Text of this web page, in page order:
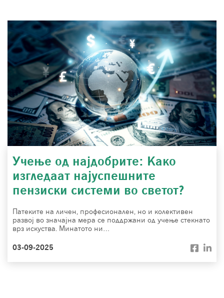
Учење од најдобрите: Како
изгледаат најуспешните
пензиски системи во светот?
Патеките на личен, професионален, но и колективен
развој во значајна мера се поддржани од учење стекнато
врз искуства. Минатото ни…
03-09-2025